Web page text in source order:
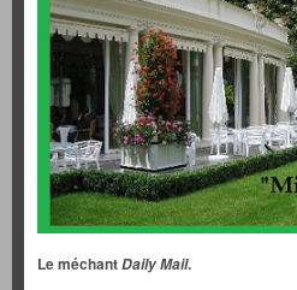
Le méchantDaily Mail.